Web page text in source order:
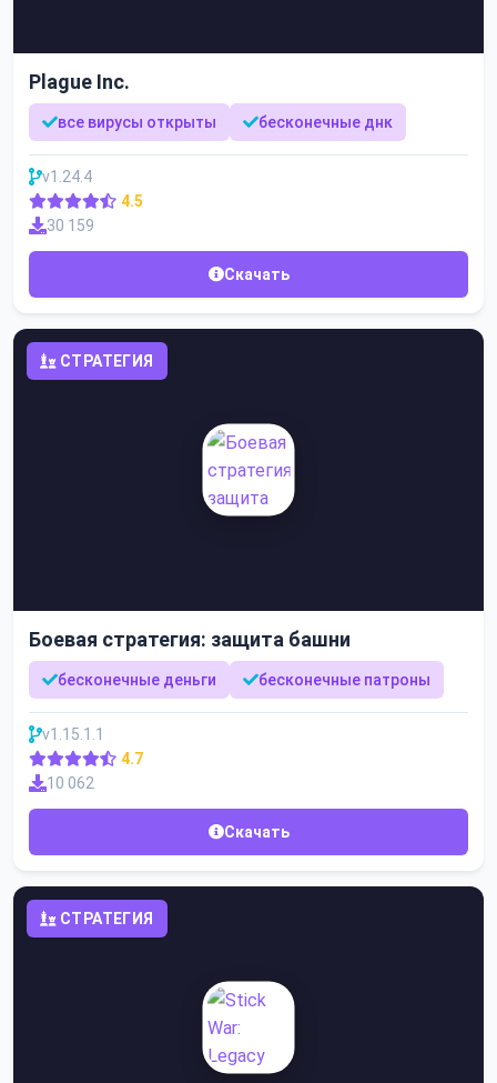
Plague Inc.
все вирусы открыты бесконечные днк
v1.24.4
4.5
30 159
Скачать
СТРАТЕГИЯ
Боевая стратегия: защита башни
бесконечные деньги бесконечные патроны
v1.15.1.1
4.7
10 062
Скачать
СТРАТЕГИЯ